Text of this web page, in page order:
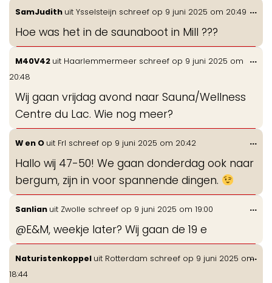
SamJudith uit Ysselsteijn schreef op 9 juni 2025 om 20:49
Hoe was het in de saunaboot in Mill ???
...
M40V42 uit Haarlemmermeer schreef op 9 juni 2025 om
20:48
Wij gaan vrijdag avond naar Sauna/Wellness
Centre du Lac. Wie nog meer?
...
W en O uit Frl schreef op 9 juni 2025 om 20:42
Hallo wij 47-50! We gaan donderdag ook naar
bergum, zijn in voor spannende dingen.
...
Sanlian uit Zwolle schreef op 9 juni 2025 om 19:00
@E&M, weekje later? Wij gaan de 19 e
...
Naturistenkoppel uit Rotterdam schreef op 9 juni 2025 om
18:44
...